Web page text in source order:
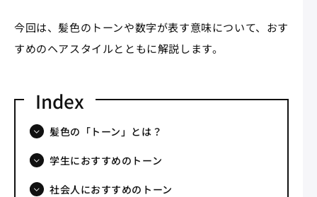
今回は、髪色のトーンや数字が表す意味について、おす
すめのヘアスタイルとともに解説します。
髪色の「トーン」とは？
学生におすすめのトーン
社会人におすすめのトーン